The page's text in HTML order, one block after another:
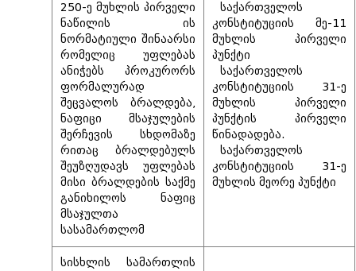
250-ე მუხლის პირველი
ნაწილის ის
ნორმატიული შინაარსი
რომელიც უფლებას
ანიჭებს პროკურორს
ფორმალურად
შეცვალოს ბრალდება,
ნაფიცი მსაჯულების
შერჩევის სხდომაზე
რითაც ბრალდებულს
შეუზღუდავს უფლებას
მისი ბრალდების საქმე
განიხილოს ნაფიც
მსაჯულთა
სასამართლომ
საქართველოს
კონსტიტუციის მე-11
მუხლის პირველი
პუნქტი
საქართველოს
კონსტიტუციის 31-ე
მუხლის პირველი
პუნქტის პირველი
წინადადება.
საქართველოს
კონსტიტუციის 31-ე
მუხლის მეორე პუნქტი
სისხლის სამართლის